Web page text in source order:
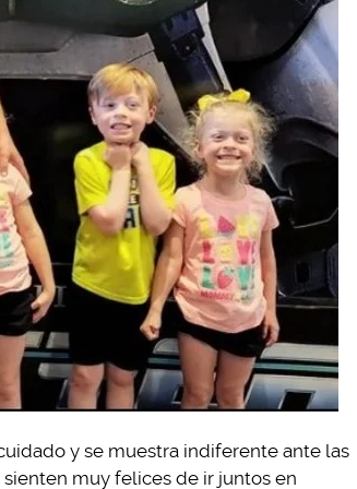
y se muestra indiferente ante las
muy felices de ir juntos en